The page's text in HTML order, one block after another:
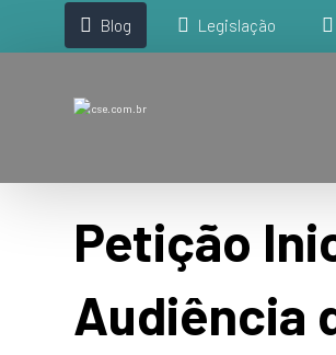
Blog Legislação
Petição
Audiência